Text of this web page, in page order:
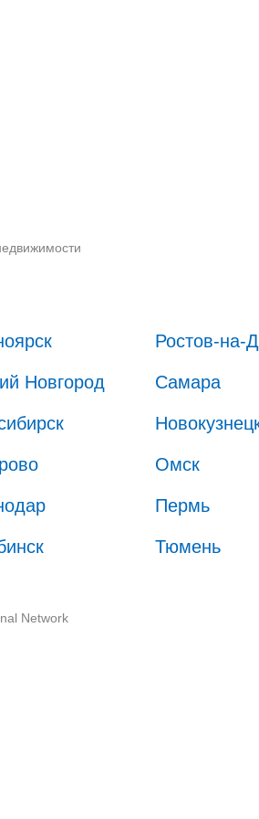
Ростов-на-
Новгород Самара
Омск
Пермь
Тюмень
Network